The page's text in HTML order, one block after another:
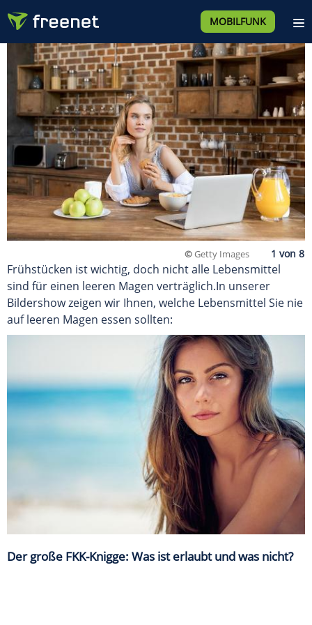
MOBILFUNK
©Getty Images
Frühstücken ist wichtig, doch nicht alle Lebensmittel
sind für einen leeren Magen verträglich.In unserer
Bildershow zeigen wir Ihnen, welche Lebensmittel Sie nie
auf leeren Magen essen sollten:
Der große FKK-Knigge: Was ist erlaubt und was nicht?